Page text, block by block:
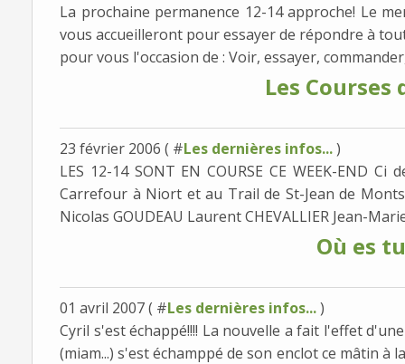
La prochaine permanence 12-14 approche! Le
vous accueilleront pour essayer de répondre à
pour vous l'occasion de : Voir, essayer,
Les Courses
23 février 2006 ( #Les dernières infos...)
LES 12-14 SONT EN COURSE CE WEEK-END
Carrefour à Niort et au Trail de St-Jean de Monts.
Nicolas GOUDEAU Laurent CHEVALLIER Jean-
Où es
01 avril 2007 ( #Les dernières infos...)
Cyril s'est échappé!!!! La nouvelle a fait l'effet
(miam...) s'est échamppé de son enclot ce mâtin